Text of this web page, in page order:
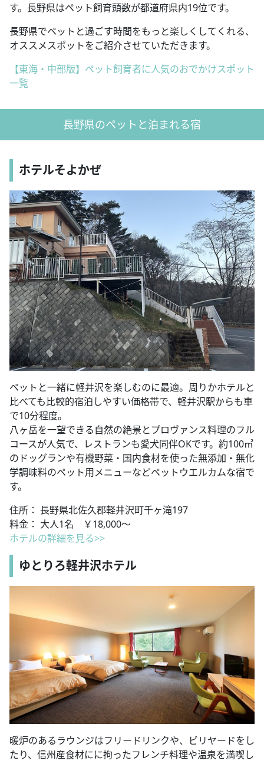
す。長野県はペット飼育頭数が都道府県内19位です。
長野県でペットと過ごす時間をもっと楽しくしてくれる、
オススメスポットをご紹介させていただきます。
【東海・中部版】ペット飼育者に人気のおでかけスポット
一覧
長野県のペットと泊まれる宿
ホテルそよかぜ
ペットと一緒に軽井沢を楽しむのに最適。周りかホテルと
比べても比較的宿泊しやすい価格帯で、軽井沢駅からも車
で10分程度。
八ヶ岳を一望できる自然の絶景とプロヴァンス料理のフル
コースが人気で、レストランも愛犬同伴OKです。約100㎡
のドッグランや有機野菜・国内食材を使った無添加・無化
学調味料のペット用メニューなどペットウエルカムな宿で
す。
住所： 長野県北佐久郡軽井沢町千ヶ滝197
料金： 大人1名 ￥18,000～
ホテルの詳細を見る>>
ゆとりろ軽井沢ホテル
暖炉のあるラウンジはフリードリンクや、ビリヤードをし
たり、信州産食材にに拘ったフレンチ料理や温泉を満喫し